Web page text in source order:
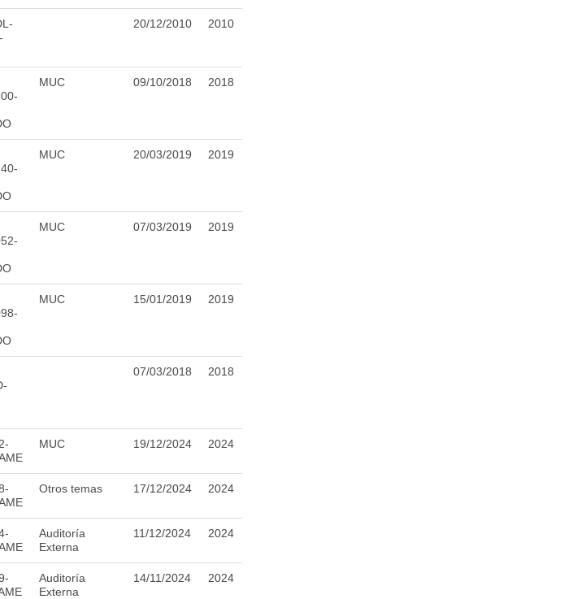
20/12/2010 2010
MUC 09/10/2018 2018
MUC 20/03/2019 2019
MUC 07/03/2019 2019
MUC 15/01/2019 2019
07/03/2018 2018
MUC 19/12/2024 2024
Otros temas 17/12/2024 2024
Auditoría
Externa
11/12/2024 2024
Auditoría
Externa
14/11/2024 2024